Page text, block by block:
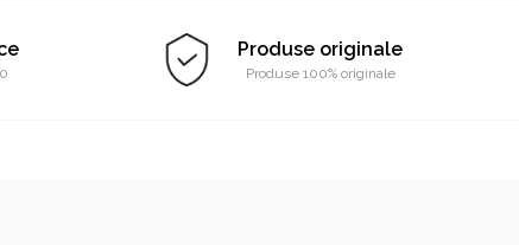
Produse originale
Produse 100% originale